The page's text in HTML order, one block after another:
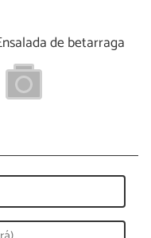
de betarraga